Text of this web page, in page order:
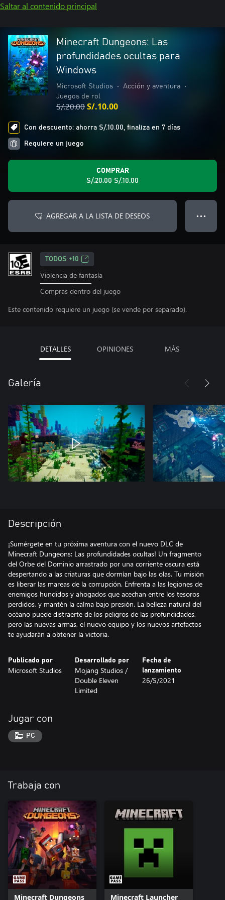
Saltar al contenido principal
Minecraft Dungeons: Las
profundidades ocultas para
Windows
Microsoft Studios • Acción y aventura
•
Juegos de rol
S/.20.00S/.10.00
Con descuento: ahorra S/.10.00, finaliza en 7 días
Requiere un juego
COMPRAR
S/.20.00 S/.10.00
AGREGAR A LA LISTA DE DESEOS ● ● ●
TODOS +10
Violencia de fantasía
Compras dentro del juego
Este contenido requiere un juego (se vende por separado).
DETALLES OPINIONES MÁS
Galería
Descripción
¡Sumérgete en tu próxima aventura con el nuevo DLC de
Minecraft Dungeons: Las profundidades ocultas! Un fragmento
del Orbe del Dominio arrastrado por una corriente oscura está
despertando a las criaturas que dormían bajo las olas. Tu misión
es liberar las mareas de la corrupción. Enfrenta a las legiones de
enemigos hundidos y ahogados que acechan entre los tesoros
perdidos, y mantén la calma bajo presión. La belleza natural del
océano puede distraerte de los peligros de las profundidades,
pero las nuevas armas, el nuevo equipo y los nuevos artefactos
te ayudarán a obtener la victoria.
Publicado por
Microsoft Studios
Desarrollado por
Mojang Studios /
Double Eleven
Limited
Fecha de
lanzamiento
26/5/2021
Jugar con
PC
Trabaja con
Minecraft Dungeons Minecraft Launcher